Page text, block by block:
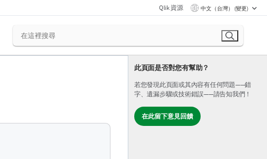
Qlik 資源 中文（台灣） (變更)
此頁面是否對您有幫助？
若您發現此頁面或其內容有任何問題——錯
字、遺漏步驟或技術錯誤——請告知我們！
在此留下意見回饋